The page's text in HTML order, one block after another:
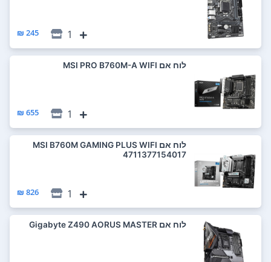
1
245 ₪
לוח אם MSI PRO B760M-A WIFI
1
655 ₪
לוח אם MSI B760M GAMING PLUS WIFI
4711377154017
1
826 ₪
לוח אם Gigabyte Z490 AORUS MASTER